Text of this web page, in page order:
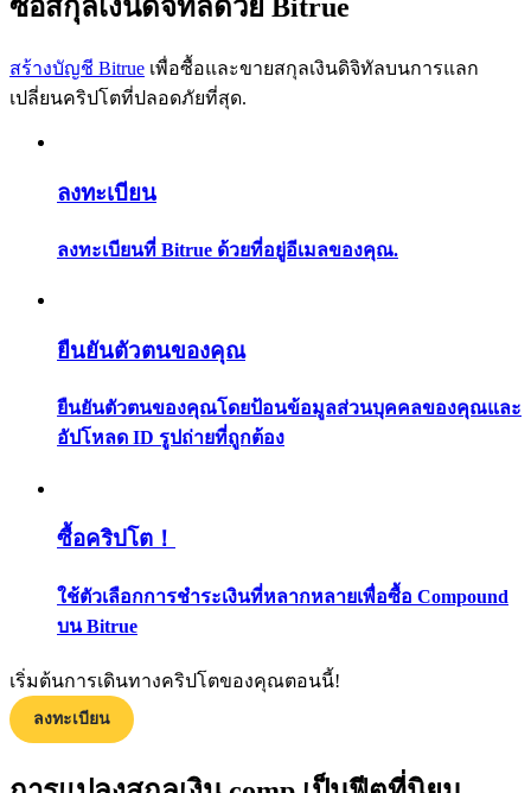
เรียนรู้วิธีการรักษาผลกำไร
ซื้อสกุลเงินดิจิทัลด้วย Bitrue
สร้างบัญชี Bitrue เพื่อซื้อและขายสกุลเงินดิจิทัลบนการแลก
เปลี่ยนคริปโตที่ปลอดภัยที่สุด.
ลงทะเบียน
ลงทะเบียนที่ Bitrue ด้วยที่อยู่อีเมลของคุณ.
ยืนยันตัวตนของคุณ
ยืนยันตัวตนของคุณโดยป้อนข้อมูลส่วนบุคคลของคุณและ
อัปโหลด ID รูปถ่ายที่ถูกต้อง
ซื้อคริปโต！
ใช้ตัวเลือกการชำระเงินที่หลากหลายเพื่อซื้อ Compound
บน Bitrue
เริ่มต้นการเดินทางคริปโตของคุณตอนนี้!
ลงทะเบียน